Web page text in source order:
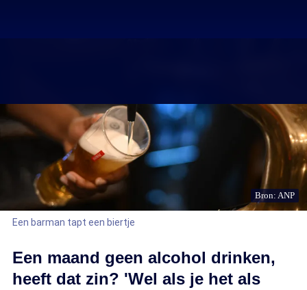
Bron: ANP
Een barman tapt een biertje
Een maand geen alcohol drinken,
heeft dat zin? 'Wel als je het als